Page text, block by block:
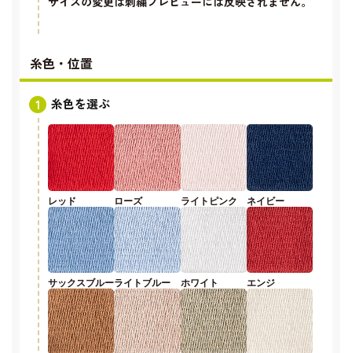
糸色・位置
糸色を選ぶ
レッド ローズ ライトピンク ネイビー
サックスブルーライトブルー ホワイト エンジ